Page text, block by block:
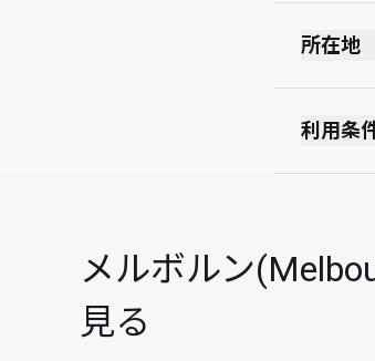
所在地
出発
保安
利用条
禁煙(
出発
カー
数と
メルボルン
見る